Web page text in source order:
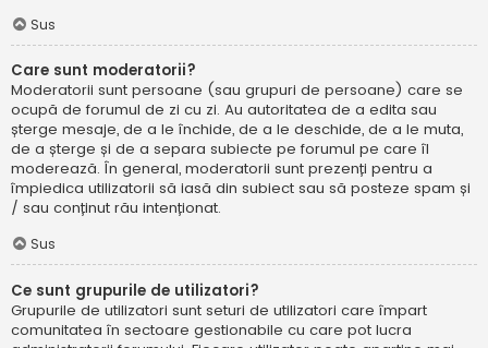
Sus
Care sunt moderatorii?
Moderatorii sunt persoane (sau grupuri de persoane) care se
ocupă de forumul de zi cu zi. Au autoritatea de a edita sau
șterge mesaje, de a le închide, de a le deschide, de a le muta,
de a șterge și de a separa subiecte pe forumul pe care îl
moderează. În general, moderatorii sunt prezenți pentru a
împiedica utilizatorii să iasă din subiect sau să posteze spam și
/ sau conținut rău intenționat.
Sus
Ce sunt grupurile de utilizatori?
Grupurile de utilizatori sunt seturi de utilizatori care împart
comunitatea în sectoare gestionabile cu care pot lucra